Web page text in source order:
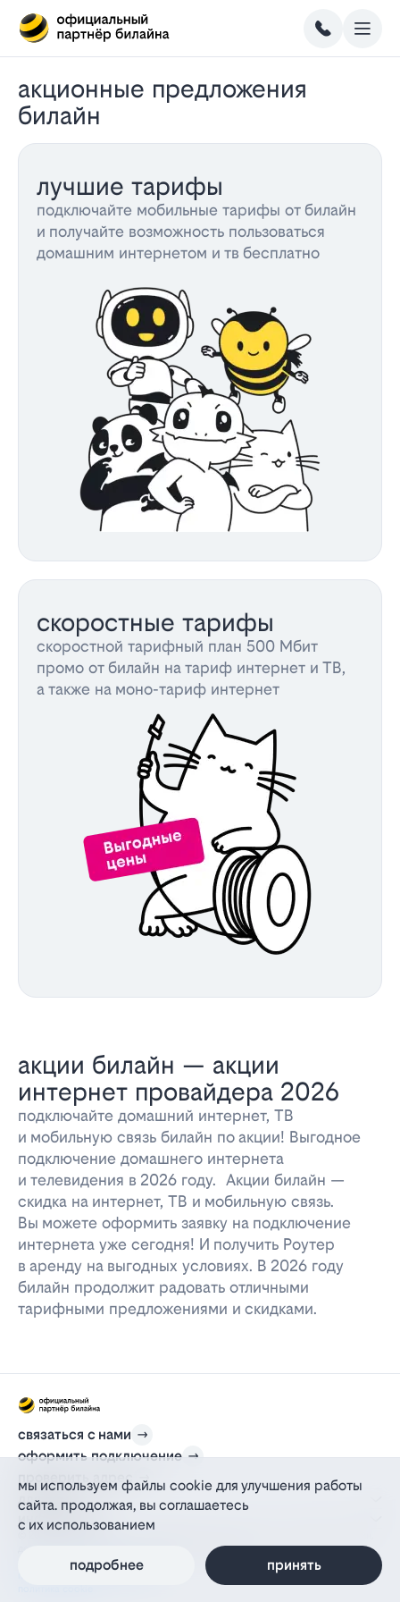
акционные предложения
билайн
лучшие тарифы
подключайте мобильные тарифы от билайн
и получайте возможность пользоваться
домашним интернетом и тв бесплатно
скоростные тарифы
скоростной тарифный план 500 Мбит
промо от билайн на тариф интернет и ТВ,
а также на моно-тариф интернет
акции билайн — акции
интернет провайдера 2026
подключайте домашний интернет, ТВ
и мобильную связь билайн по акции! Выгодное
подключение домашнего интернета
и телевидения в 2026 году. Акции билайн —
скидка на интернет, ТВ и мобильную связь.
Вы можете оформить заявку на подключение
интернета уже сегодня! И получить Роутер
в аренду на выгодных условиях. В 2026 году
билайн продолжит радовать отличными
тарифными предложениями и скидками.
связаться с нами
оформить подключение
проверить адрес
для дома
информация
действующий на основании агентского договора
политика персональных данных
политика конфиденциальности
мы используем файлы cookie для улучшения работы
сайта. продолжая, вы соглашаетесь
с их использованием
подробнее принять